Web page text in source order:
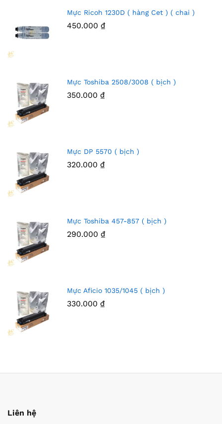
Mực Ricoh 1230D ( hàng Cet ) ( chai )
450.000 ₫
Mực Toshiba 2508/3008 ( bịch )
350.000 ₫
Mực DP 5570 ( bịch )
320.000 ₫
Mực Toshiba 457-857 ( bịch )
290.000 ₫
Mực Aficio 1035/1045 ( bịch )
330.000 ₫
Liên hệ